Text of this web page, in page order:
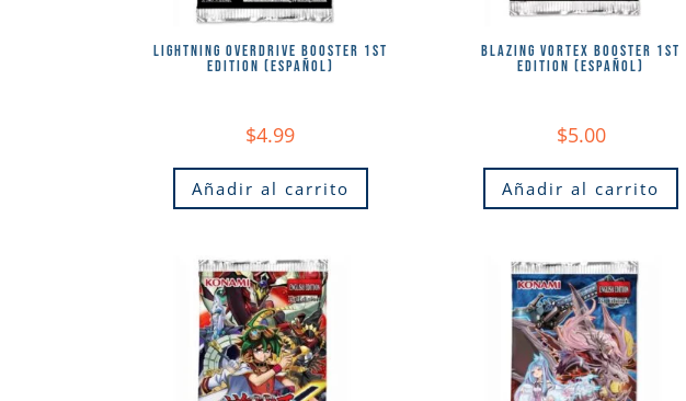
LIGHTNING OVERDRIVE BOOSTER 1ST
EDITION (ESPAÑOL)
$4.99
Añadir al carrito
BLAZING VORTEX BOOSTER 1ST
EDITION (ESPAÑOL)
$5.00
Añadir al carrito